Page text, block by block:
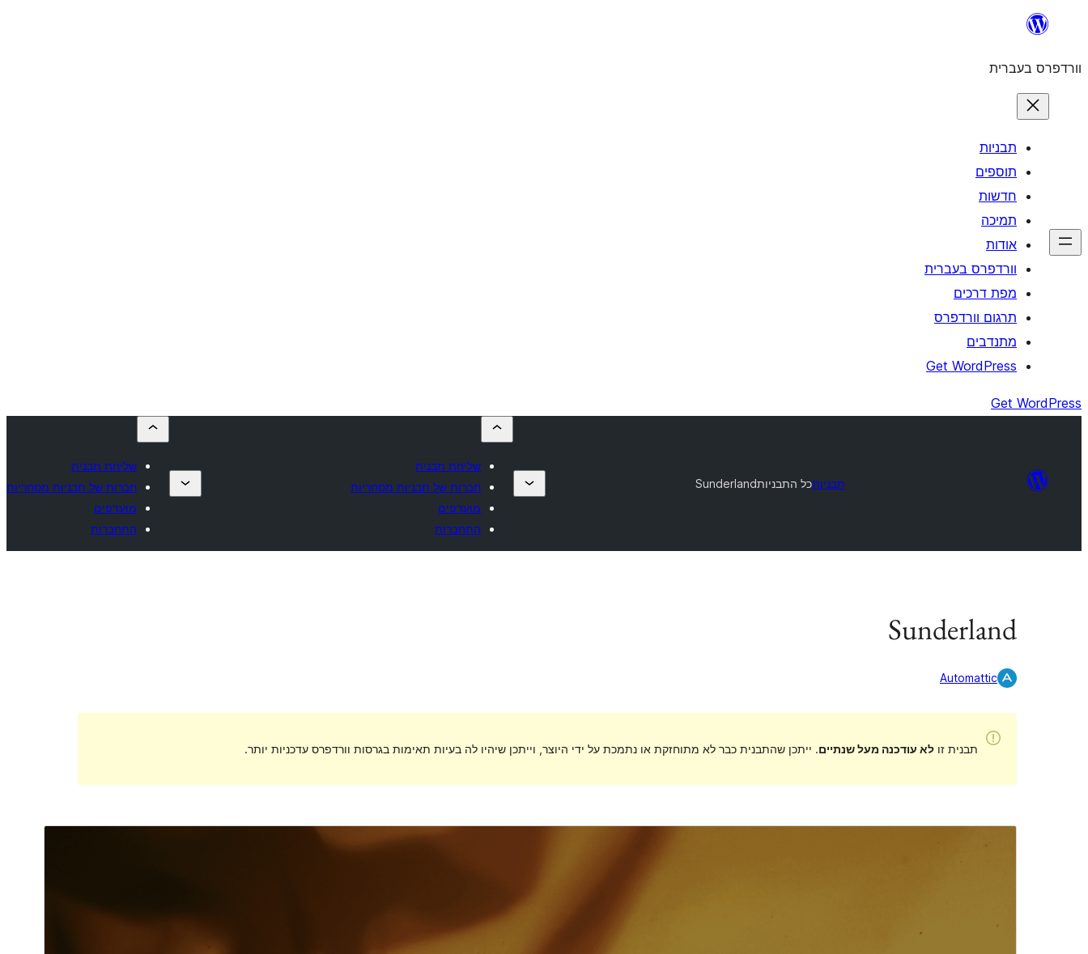
וורדפרס בעברית
תבניות
תוספים
חדשות
תמיכה
אודות
וורדפרס בעברית
מפת דרכים
תרגום וורדפרס
מתנדבים
Get WordPress
Get WordPress
תבניותכל התבניותSunderland
שליחת תבנית
חברות של תבניות מסחריות
מועדפים
התחברות
שליחת תבנית
חברות של תבניות מסחריות
מועדפים
התחברות
Sunderland
Automattic
תבנית זולא עודכנה מעל שנתיים. ייתכן שהתבנית כבר לא מתוחזקת או נתמכת על ידי היוצר, וייתכן שיהיו לה בעיות תאימות בגרסות וורדפרס עדכניות יותר.
תצוגה מקדימה